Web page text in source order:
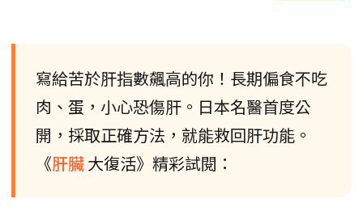
寫給苦於肝指數飆高的你！長期偏食不吃
肉、蛋，小心恐傷肝。日本名醫首度公
開，採取正確方法，就能救回肝功能。
《肝臟大復活》精彩試閱：